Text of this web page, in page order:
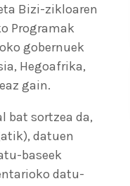
Bizi-zikloaren
Programak
gobernuek
Hegoafrika,
gain.
bat sortzea da,
datuen
baseek
datu-